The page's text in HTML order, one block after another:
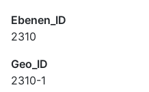
Ebenen_ID
2310
Geo_ID
2310-1